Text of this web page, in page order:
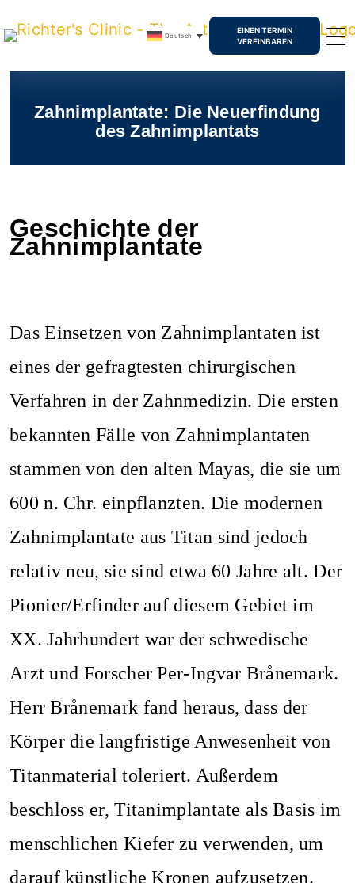
Deutsch
EINEN TERMIN
VEREINBAREN
Zahnimplantate: Die Neuerfindung
des Zahnimplantats
Geschichte der
Zahnimplantate
Das Einsetzen von Zahnimplantaten ist
eines der gefragtesten chirurgischen
Verfahren in der Zahnmedizin. Die ersten
bekannten Fälle von Zahnimplantaten
stammen von den alten Mayas, die sie um
600 n. Chr. einpflanzten. Die modernen
Zahnimplantate aus Titan sind jedoch
relativ neu, sie sind etwa 60 Jahre alt. Der
Pionier/Erfinder auf diesem Gebiet im
XX. Jahrhundert war der schwedische
Arzt und Forscher Per-Ingvar Brånemark.
Herr Brånemark fand heraus, dass der
Körper die langfristige Anwesenheit von
Titanmaterial toleriert. Außerdem
beschloss er, Titanimplantate als Basis im
menschlichen Kiefer zu verwenden, um
darauf künstliche Kronen aufzusetzen.